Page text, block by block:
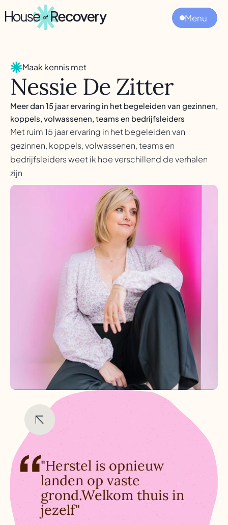
Menu
Maak kennis met
Nessie De Zitter
Meer dan 15 jaar ervaring in het begeleiden van gezinnen,
koppels, volwassenen, teams en bedrijfsleiders
Met ruim 15 jaar ervaring in het begeleiden van
gezinnen, koppels, volwassenen, teams en
bedrijfsleiders weet ik hoe verschillend de verhalen
zijn
"Herstel is opnieuw
landen op vaste
grond.Welkom thuis in
jezelf"